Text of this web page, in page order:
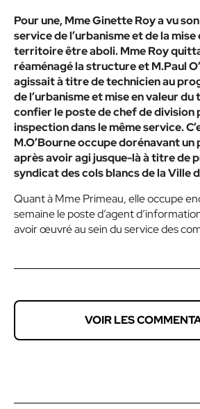
Pour une, Mme Ginette Roy a vu
service de l’urbanisme et de la mise
territoire être aboli. Mme Roy
réaménagé la structure et M.Paul
agissait à titre de technicien au
de l’urbanisme et mise en valeur
confier le poste de chef de division
inspection dans le même service.
M.O’Bourne occupe dorénavant
après avoir agi jusque-là à titre de
syndicat des cols blancs de la Ville
Quant à Mme Primeau, elle occupe
semaine le poste d’agent
avoir œuvré au sein du service des
VOIR LES